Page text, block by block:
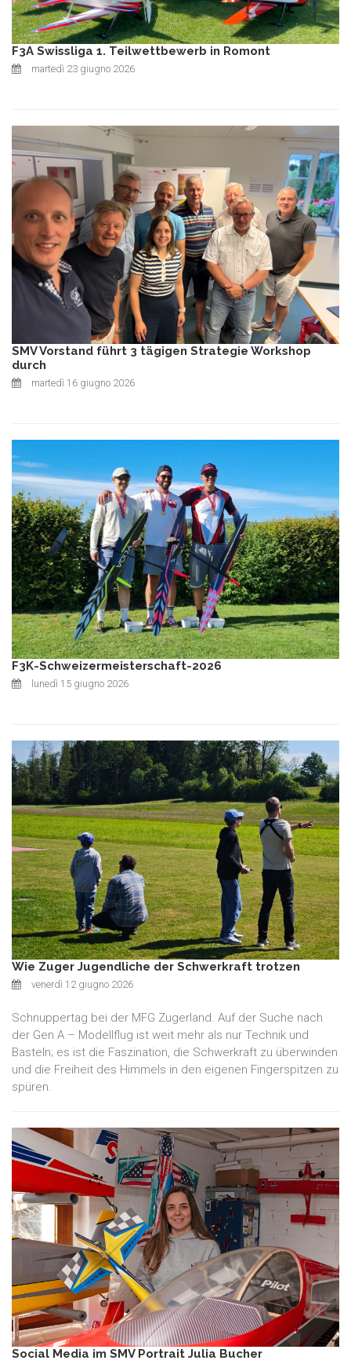
F3A Swissliga 1. Teilwettbewerb in Romont
martedì 23 giugno 2026
SMV Vorstand führt 3 tägigen Strategie Workshop
durch
martedì 16 giugno 2026
F3K-Schweizermeisterschaft-2026
lunedì 15 giugno 2026
Wie Zuger Jugendliche der Schwerkraft trotzen
venerdì 12 giugno 2026
Schnuppertag bei der MFG Zugerland. Auf der Suche nach
der Gen A – Modellflug ist weit mehr als nur Technik und
Basteln; es ist die Faszination, die Schwerkraft zu überwinden
und die Freiheit des Himmels in den eigenen Fingerspitzen zu
spüren.
Social Media im SMV Portrait Julia Bucher